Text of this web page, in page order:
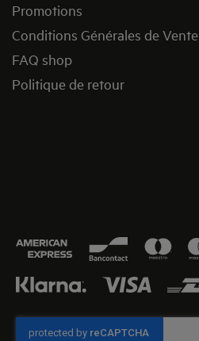
Promotions
Conditions Générales de Vente
FAQ shop
Politique de retour